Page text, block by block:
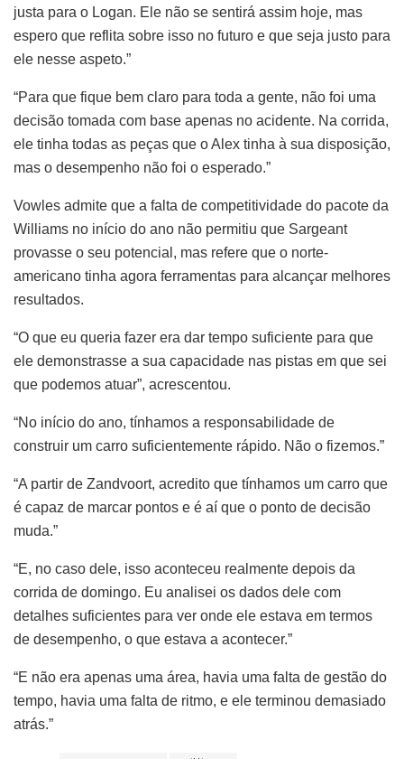
justa para o Logan. Ele não se sentirá assim hoje, mas
espero que reflita sobre isso no futuro e que seja justo para
ele nesse aspeto.”
“Para que fique bem claro para toda a gente, não foi uma
decisão tomada com base apenas no acidente. Na corrida,
ele tinha todas as peças que o Alex tinha à sua disposição,
mas o desempenho não foi o esperado.”
Vowles admite que a falta de competitividade do pacote da
Williams no início do ano não permitiu que Sargeant
provasse o seu potencial, mas refere que o norte-
americano tinha agora ferramentas para alcançar melhores
resultados.
“O que eu queria fazer era dar tempo suficiente para que
ele demonstrasse a sua capacidade nas pistas em que sei
que podemos atuar”, acrescentou.
“No início do ano, tínhamos a responsabilidade de
construir um carro suficientemente rápido. Não o fizemos.”
“A partir de Zandvoort, acredito que tínhamos um carro que
é capaz de marcar pontos e é aí que o ponto de decisão
muda.”
“E, no caso dele, isso aconteceu realmente depois da
corrida de domingo. Eu analisei os dados dele com
detalhes suficientes para ver onde ele estava em termos
de desempenho, o que estava a acontecer.”
“E não era apenas uma área, havia uma falta de gestão do
tempo, havia uma falta de ritmo, e ele terminou demasiado
atrás.”